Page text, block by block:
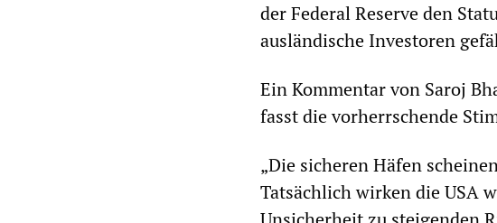
der Federal Reserve den
ausländische Investoren
Ein Kommentar von Saroj
fasst die vorherrschende
„Die sicheren Häfen
Tatsächlich wirken die USA